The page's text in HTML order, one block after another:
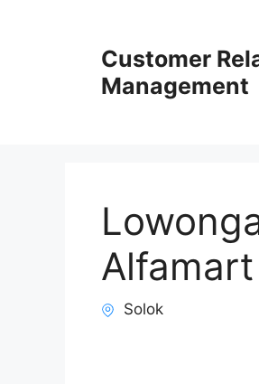
Customer
Management
Solok